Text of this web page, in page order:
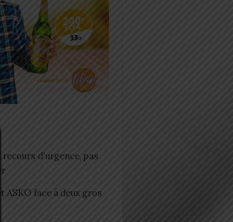
recours d’urgence, pas
ASKO face à deux gros